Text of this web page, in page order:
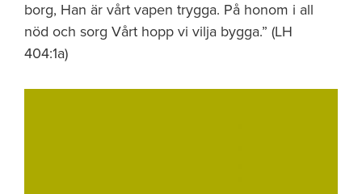
borg, Han är vårt vapen trygga. På honom i all
nöd och sorg Vårt hopp vi vilja bygga.” (LH
404:1a)